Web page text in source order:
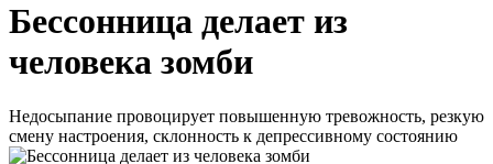
Бессонница делает из
человека зомби
Недосыпание провоцирует повышенную тревожность, резкую
смену настроения, склонность к депрессивному состоянию